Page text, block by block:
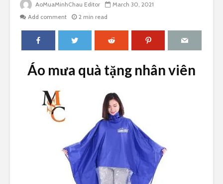
AoMuaMinhChau Editor
March 30, 2021
Add comment
2 min read
Áo mưa quà tặng nhân viên